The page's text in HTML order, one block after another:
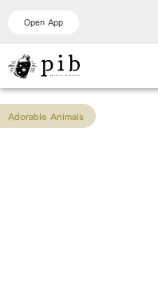
Open App
Adorable Animals